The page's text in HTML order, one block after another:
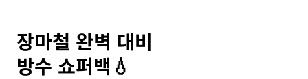
장마철 완벽 대비
방수 쇼퍼백💧